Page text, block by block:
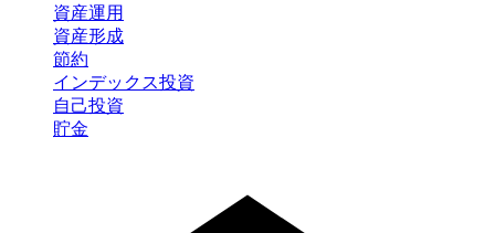
資産運用
資産形成
節約
インデックス投資
自己投資
貯金